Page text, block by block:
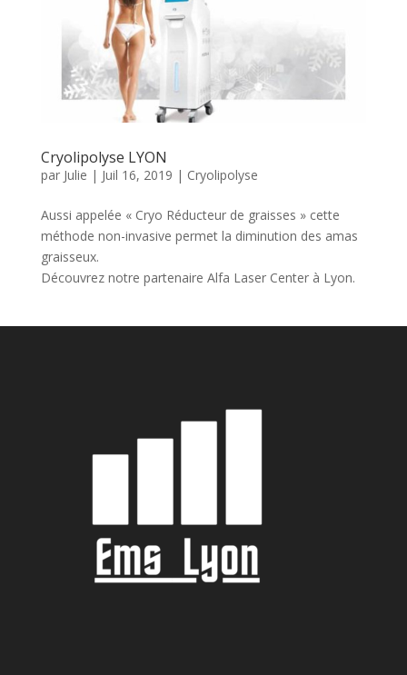
Cryolipolyse LYON
par Julie | Juil 16, 2019 | Cryolipolyse
Aussi appelée « Cryo Réducteur de graisses » cette
méthode non-invasive permet la diminution des amas
graisseux.
Découvrez notre partenaire Alfa Laser Center à Lyon.